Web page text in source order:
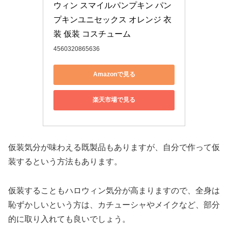
ウィン スマイルパンプキン パン
プキンユニセックス オレンジ 衣
装 仮装 コスチューム
4560320865636
Amazonで見る
楽天市場で見る
仮装気分が味わえる既製品もありますが、自分で作って仮
装するという方法もあります。
仮装することもハロウィン気分が高まりますので、全身は
恥ずかしいという方は、カチューシャやメイクなど、部分
的に取り入れても良いでしょう。